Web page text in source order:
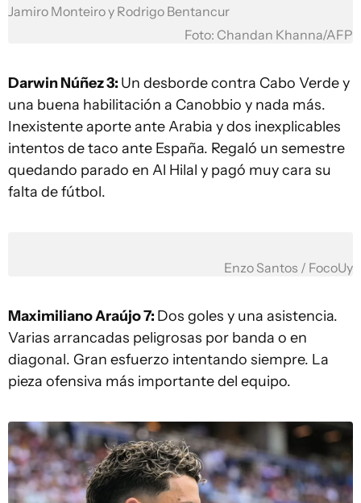
Jamiro Monteiro y Rodrigo Bentancur
Foto: Chandan Khanna/AFP
Darwin Núñez 3: Un desborde contra Cabo Verde y
una buena habilitación a Canobbio y nada más.
Inexistente aporte ante Arabia y dos inexplicables
intentos de taco ante España. Regaló un semestre
quedando parado en Al Hilal y pagó muy cara su
falta de fútbol.
Enzo Santos / FocoUy
Maximiliano Araújo 7: Dos goles y una asistencia.
Varias arrancadas peligrosas por banda o en
diagonal. Gran esfuerzo intentando siempre. La
pieza ofensiva más importante del equipo.